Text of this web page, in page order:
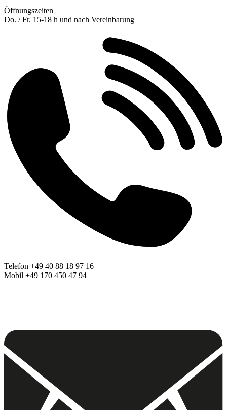
Öffnungszeiten
Do. / Fr. 15-18 h und nach Vereinbarung
Telefon +49 40 88 18 97 16
Mobil +49 170 450 47 94